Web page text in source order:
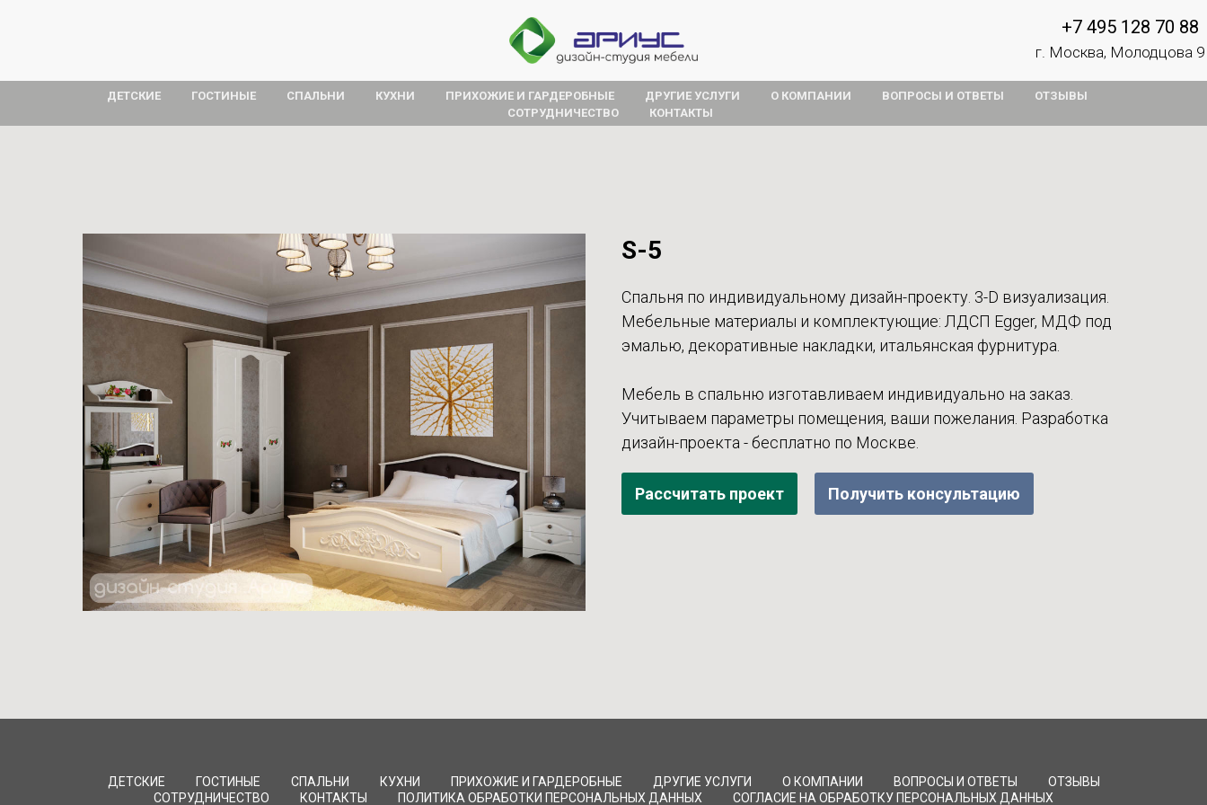
+7 495 128 70 88
г. Москва, Молодцова 9
ДЕТСКИЕ ГОСТИНЫЕ СПАЛЬНИ КУХНИ ПРИХОЖИЕ И ГАРДЕРОБНЫЕ ДРУГИЕ УСЛУГИ О КОМПАНИИ ВОПРОСЫ И ОТВЕТЫ
ОТЗЫВЫ
СОТРУДНИЧЕСТВО
КОНТАКТЫ
S-5
Спальня по индивидуальному дизайн-проекту. 3-D визуализация.
Мебельные материалы и комплектующие: ЛДСП Egger, МДФ под
эмалью, декоративные накладки, итальянская фурнитура.
Мебель в спальню изготавливаем индивидуально на заказ.
Учитываем параметры помещения, ваши пожелания. Разработка
дизайн-проекта - бесплатно по Москве.
Рассчитать проект Получить консультацию
ДЕТСКИЕ ГОСТИНЫЕ СПАЛЬНИ КУХНИ ПРИХОЖИЕ И ГАРДЕРОБНЫЕ ДРУГИЕ УСЛУГИ О КОМПАНИИ ВОПРОСЫ И ОТВЕТЫ
ОТЗЫВЫ
СОТРУДНИЧЕСТВО
КОНТАКТЫ ПОЛИТИКА ОБРАБОТКИ ПЕРСОНАЛЬНЫХ ДАННЫХ СОГЛАСИЕ НА ОБРАБОТКУ ПЕРСОНАЛЬНЫХ ДАННЫХ